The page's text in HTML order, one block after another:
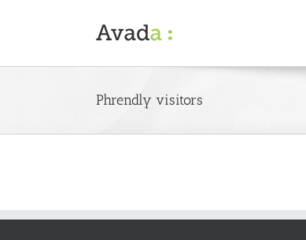
Phrendly visitors